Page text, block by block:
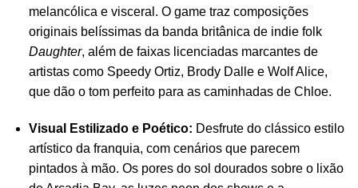
melancólica e visceral. O game traz composições
originais belíssimas da banda britânica de indie folk
Daughter, além de faixas licenciadas marcantes de
artistas como Speedy Ortiz, Brody Dalle e Wolf Alice,
que dão o tom perfeito para as caminhadas de Chloe.
Visual Estilizado e Poético: Desfrute do clássico estilo
artístico da franquia, com cenários que parecem
pintados à mão. Os pores do sol dourados sobre o lixão